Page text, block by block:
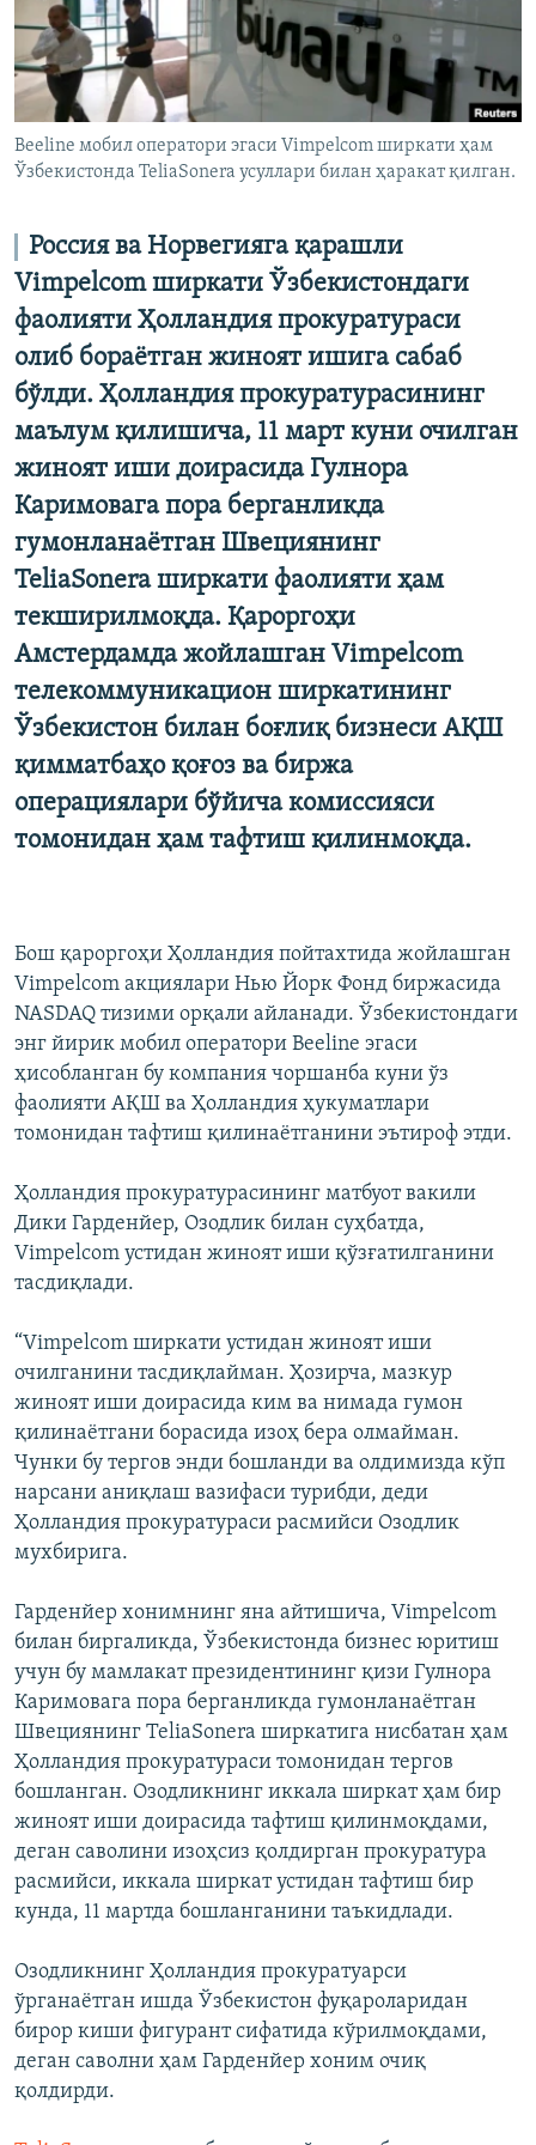
Beeline мобил оператори эгаси Vimpelcom ширкати ҳам
Ўзбекистонда TeliaSonera усуллари билан ҳаракат қилган.
Россия ва Норвегияга қарашли
Vimpelcom ширкати Ўзбекистондаги
фаолияти Ҳолландия прокуратураси
олиб бораётган жиноят ишига сабаб
бўлди. Ҳолландия прокуратурасининг
маълум қилишича, 11 март куни очилган
жиноят иши доирасида Гулнора
Каримовага пора берганликда
гумонланаётган Швециянинг
TeliaSonera ширкати фаолияти ҳам
текширилмоқда. Қароргоҳи
Амстердамда жойлашган Vimpelcom
телекоммуникацион ширкатининг
Ўзбекистон билан боғлиқ бизнеси АҚШ
қимматбаҳо қоғоз ва биржа
операциялари бўйича комиссияси
томонидан ҳам тафтиш қилинмоқда.
Бош қароргоҳи Ҳолландия пойтахтида жойлашган
Vimpelcom акциялари Нью Йорк Фонд биржасида
NASDAQ тизими орқали айланади. Ўзбекистондаги
энг йирик мобил оператори Beeline эгаси
ҳисобланган бу компания чоршанба куни ўз
фаолияти АҚШ ва Ҳолландия ҳукуматлари
томонидан тафтиш қилинаётганини эътироф этди.
Ҳолландия прокуратурасининг матбуот вакили
Дики Гарденйер, Озодлик билан суҳбатда,
Vimpelcom устидан жиноят иши қўзғатилганини
тасдиқлади.
“Vimpelcom ширкати устидан жиноят иши
очилганини тасдиқлайман. Ҳозирча, мазкур
жиноят иши доирасида ким ва нимада гумон
қилинаётгани борасида изоҳ бера олмайман.
Чунки бу тергов энди бошланди ва олдимизда кўп
нарсани аниқлаш вазифаси турибди, деди
Ҳолландия прокуратураси расмийси Озодлик
мухбирига.
Гарденйер хонимнинг яна айтишича, Vimpelcom
билан биргаликда, Ўзбекистонда бизнес юритиш
учун бу мамлакат президентининг қизи Гулнора
Каримовага пора берганликда гумонланаётган
Швециянинг TeliaSonera ширкатига нисбатан ҳам
Ҳолландия прокуратураси томонидан тергов
бошланган. Озодликнинг иккала ширкат ҳам бир
жиноят иши доирасида тафтиш қилинмоқдами,
деган саволини изоҳсиз қолдирган прокуратура
расмийси, иккала ширкат устидан тафтиш бир
кунда, 11 мартда бошланганини таъкидлади.
Озодликнинг Ҳолландия прокуратуарси
ўрганаётган ишда Ўзбекистон фуқароларидан
бирор киши фигурант сифатида кўрилмоқдами,
деган саволни ҳам Гарденйер хоним очиқ
қолдирди.